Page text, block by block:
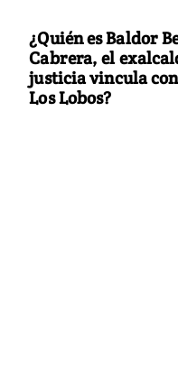
¿Quién es Baldor
Cabrera, el
justicia vincula
Los Lobos?